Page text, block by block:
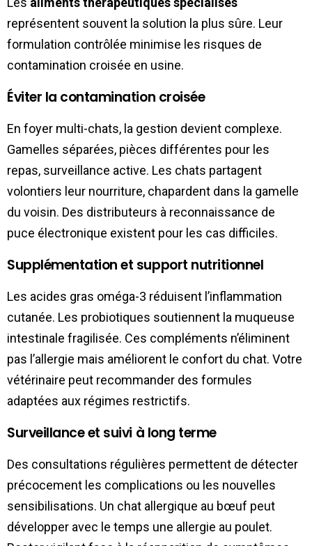
représentent souvent la solution la plus sûre. Leur
formulation contrôlée minimise les risques de
contamination croisée en usine.
Éviter la contamination croisée
En foyer multi-chats, la gestion devient complexe.
Gamelles séparées, pièces différentes pour les
repas, surveillance active. Les chats partagent
volontiers leur nourriture, chapardent dans la gamelle
du voisin. Des distributeurs à reconnaissance de
puce électronique existent pour les cas difficiles.
Supplémentation et support nutritionnel
Les acides gras oméga-3 réduisent l’inflammation
cutanée. Les probiotiques soutiennent la muqueuse
intestinale fragilisée. Ces compléments n’éliminent
pas l’allergie mais améliorent le confort du chat. Votre
vétérinaire peut recommander des formules
adaptées aux régimes restrictifs.
Surveillance et suivi à long terme
Des consultations régulières permettent de détecter
précocement les complications ou les nouvelles
sensibilisations. Un chat allergique au bœuf peut
développer avec le temps une allergie au poulet.